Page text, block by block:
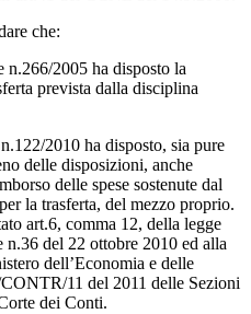
che:
n.266/2005 ha disposto la
prevista dalla disciplina
2010 ha disposto, sia pure
delle disposizioni, anche
delle spese sostenute dal
la trasferta, del mezzo proprio.
art.6, comma 12, della legge
del 22 ottobre 2010 ed alla
dell’Economia e delle
11 del 2011 delle Sezioni
dei Conti.